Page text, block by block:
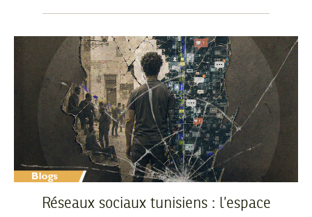
Réseaux sociaux tunisiens : l’espace